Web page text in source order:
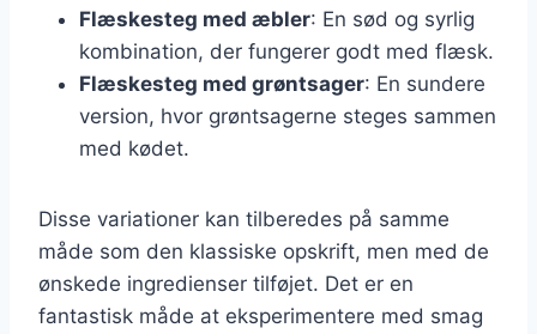
Flæskesteg med æbler: En sød og syrlig
kombination, der fungerer godt med flæsk.
Flæskesteg med grøntsager: En sundere
version, hvor grøntsagerne steges sammen
med kødet.
Disse variationer kan tilberedes på samme
måde som den klassiske opskrift, men med de
ønskede ingredienser tilføjet. Det er en
fantastisk måde at eksperimentere med smag